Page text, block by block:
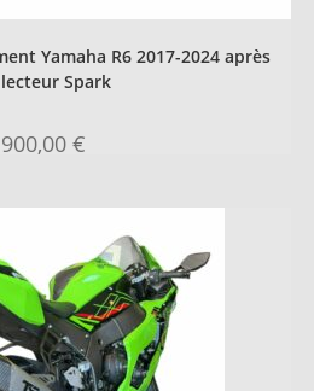
Yamaha R6 2017-2024 après
Spark
900,00 €